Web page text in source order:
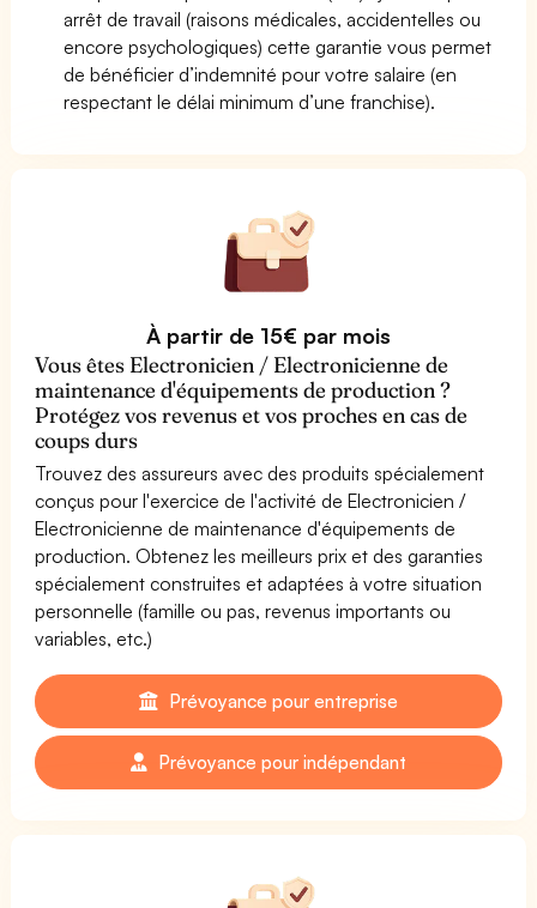
arrêt de travail (raisons médicales, accidentelles ou
encore psychologiques) cette garantie vous permet
de bénéficier d’indemnité pour votre salaire (en
respectant le délai minimum d’une franchise).
À partir de 15€ par mois
Vous êtes Electronicien / Electronicienne de
maintenance d'équipements de production ?
Protégez vos revenus et vos proches en cas de
coups durs
Trouvez des assureurs avec des produits spécialement
conçus pour l'exercice de l'activité de Electronicien /
Electronicienne de maintenance d'équipements de
production. Obtenez les meilleurs prix et des garanties
spécialement construites et adaptées à votre situation
personnelle (famille ou pas, revenus importants ou
variables, etc.)
Prévoyance pour entreprise
Prévoyance pour indépendant